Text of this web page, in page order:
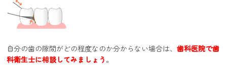
自分の歯の隙間がどの程度なのか分からない場合は、歯科医院で歯
科衛生士に相談してみましょう 。